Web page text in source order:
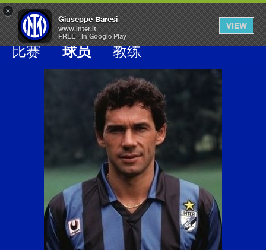
×
Giuseppe Baresi
www.inter.it
FREE - In Google Play
VIEW
OPEN
MENU
比赛 球员 教练
Galleria calciatori inter